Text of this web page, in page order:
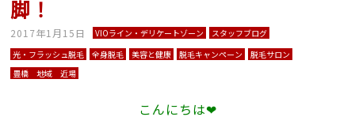
脚！
2017年1月15日 VIOライン・デリケートゾーン
スタッフブログ
光・フラッシュ脱毛
全身脱毛 美容と健康 脱毛キャンペーン
脱毛サロン
豊橋 地域 近場
こんにちは❤